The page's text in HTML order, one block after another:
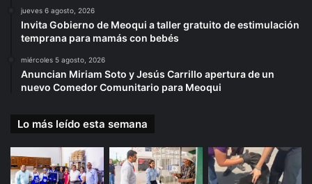
jueves 6 agosto, 2026
Invita Gobierno de Meoqui a taller gratuito de estimulación
temprana para mamás con bebés
miércoles 5 agosto, 2026
Anuncian Miriam Soto y Jesús Carrillo apertura de un
nuevo Comedor Comunitario para Meoqui
Lo más leído esta semana